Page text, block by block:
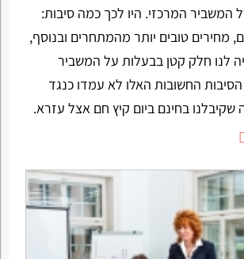
המשביר המרכזי. היו לכך כמה סיבות:
מחירים טובים יותר מהמתחרים ובנוסף,
לנו חלק קטן בבעלות על המשביר
החשובות האלו לא עמדו כנגד
בחינם ביום קיץ חם אצל עזרא.